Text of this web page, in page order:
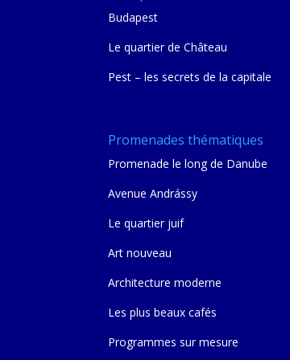
Budapest
Le quartier de Château
Pest – les secrets de la capitale
Promenades thématiques
Promenade le long de Danube
Avenue Andrássy
Le quartier juif
Art nouveau
Architecture moderne
Les plus beaux cafés
Programmes sur mesure